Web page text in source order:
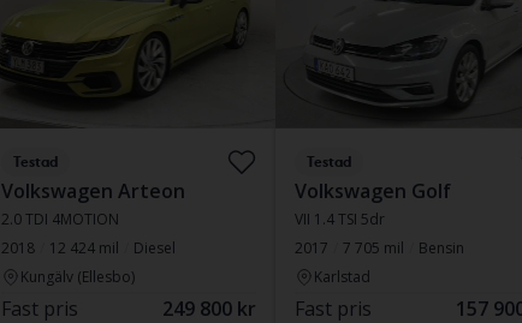
Testad
Volkswagen Arteon
2.0 TDI 4MOTION
2018
12 424 mil
Diesel
Kungälv (Ellesbo)
Fast pris 249 800 kr
Testad
Volkswagen Golf
VII 1.4 TSI 5dr
2017
7 705 mil
Bensin
Karlstad
Fast pris 157